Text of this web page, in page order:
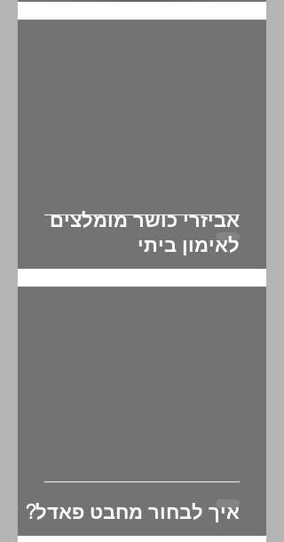
כדורגל עם כוכב
אביזרי כושר מומלצים
לאימון ביתי